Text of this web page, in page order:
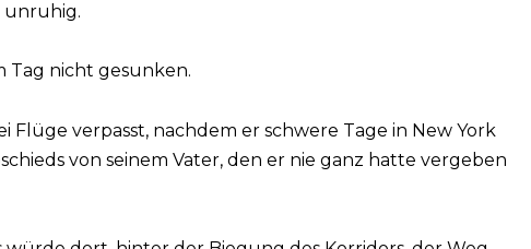
unruhig.
Tag nicht gesunken.
Flüge verpasst, nachdem er schwere Tage in New York
von seinem Vater, den er nie ganz hatte vergeben